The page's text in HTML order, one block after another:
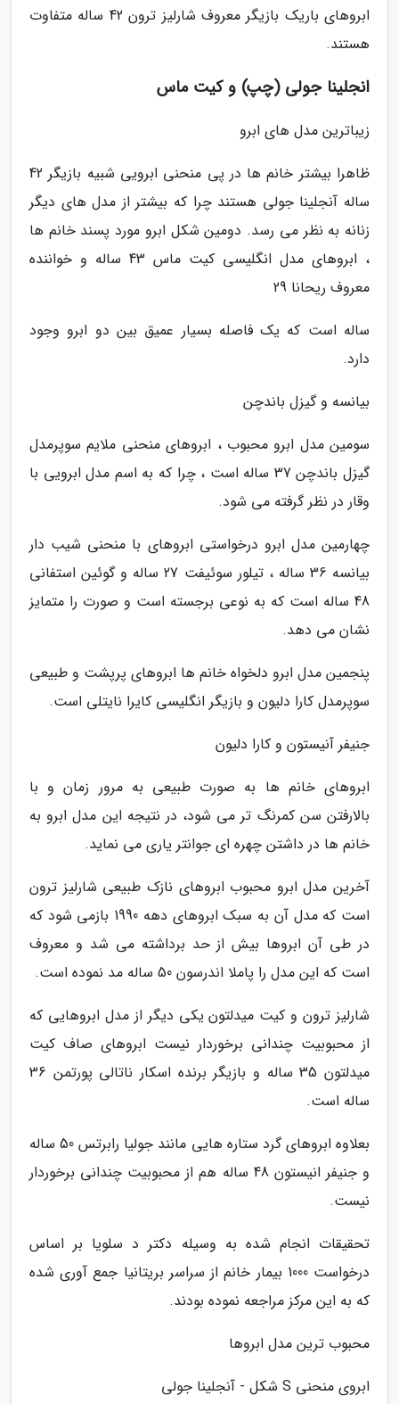
ابروهای باریک بازیگر معروف شارلیز ترون 42 ساله متفاوت
هستند.
انجلینا جولی (چپ) و کیت ماس
زیباترین مدل های ابرو
ظاهرا بیشتر خانم ها در پی منحنی ابرویی شبیه بازیگر 42
ساله آنجلینا جولی هستند چرا که بیشتر از مدل های دیگر
زنانه به نظر می رسد. دومین شکل ابرو مورد پسند خانم ها
، ابروهای مدل انگلیسی کیت ماس 43 ساله و خواننده
معروف ریحانا 29
ساله است که یک فاصله بسیار عمیق بین دو ابرو وجود
دارد.
بیانسه و گیزل باندچن
سومین مدل ابرو محبوب ، ابروهای منحنی ملایم سوپرمدل
گیزل باندچن 37 ساله است ، چرا که به اسم مدل ابرویی با
وقار در نظر گرفته می شود.
چهارمین مدل ابرو درخواستی ابروهای با منحنی شیب دار
بیانسه 36 ساله ، تیلور سوئیفت 27 ساله و گوئین استفانی
48 ساله است که به نوعی برجسته است و صورت را متمایز
نشان می دهد.
پنجمین مدل ابرو دلخواه خانم ها ابروهای پرپشت و طبیعی
سوپرمدل کارا دلیون و بازیگر انگلیسی کایرا نایتلی است.
جنیفر آنیستون و کارا دلیون
ابروهای خانم ها به صورت طبیعی به مرور زمان و با
بالارفتن سن کمرنگ تر می شود، در نتیجه این مدل ابرو به
خانم ها در داشتن چهره ای جوانتر یاری می نماید.
آخرین مدل ابرو محبوب ابروهای نازک طبیعی شارلیز ترون
است که مدل آن به سبک ابروهای دهه 1990 بازمی شود که
در طی آن ابروها بیش از حد برداشته می شد و معروف
است که این مدل را پاملا اندرسون 50 ساله مد نموده است.
شارلیز ترون و کیت میدلتون یکی دیگر از مدل ابروهایی که
از محبوبیت چندانی برخوردار نیست ابروهای صاف کیت
میدلتون 35 ساله و بازیگر برنده اسکار ناتالی پورتمن 36
ساله است.
بعلاوه ابروهای گرد ستاره هایی مانند جولیا رابرتس 50 ساله
و جنیفر انیستون 48 ساله هم از محبوبیت چندانی برخوردار
نیست.
تحقیقات انجام شده به وسیله دکتر د سلویا بر اساس
درخواست 1000 بیمار خانم از سراسر بریتانیا جمع آوری شده
که به این مرکز مراجعه نموده بودند.
محبوب ترین مدل ابروها
ابروی منحنی S شکل - آنجلینا جولی